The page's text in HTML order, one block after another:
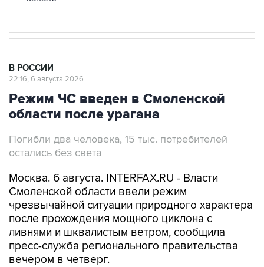
В РОССИИ
22:16, 6 августа 2026
Режим ЧС введен в Смоленской
области после урагана
Погибли два человека, 15 тыс. потребителей
остались без света
Москва. 6 августа. INTERFAX.RU - Власти
Смоленской области ввели режим
чрезвычайной ситуации природного характера
после прохождения мощного циклона с
ливнями и шквалистым ветром, сообщила
пресс-служба регионального правительства
вечером в четверг.